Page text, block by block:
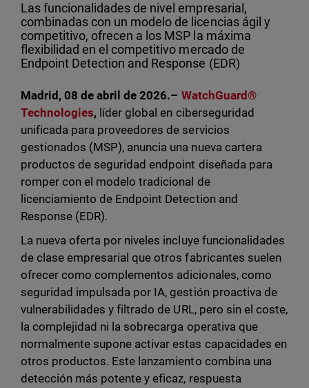
Las funcionalidades de nivel empresarial,
combinadas con un modelo de licencias ágil y
competitivo, ofrecen a los MSP la máxima
flexibilidad en el competitivo mercado de
Endpoint Detection and Response (EDR)
Madrid, 08 de abril de 2026.– WatchGuard®
Technologies, líder global en ciberseguridad
unificada para proveedores de servicios
gestionados (MSP), anuncia una nueva cartera
productos de seguridad endpoint diseñada para
romper con el modelo tradicional de
licenciamiento de Endpoint Detection and
Response (EDR).
La nueva oferta por niveles incluye funcionalidades
de clase empresarial que otros fabricantes suelen
ofrecer como complementos adicionales, como
seguridad impulsada por IA, gestión proactiva de
vulnerabilidades y filtrado de URL, pero sin el coste,
la complejidad ni la sobrecarga operativa que
normalmente supone activar estas capacidades en
otros productos. Este lanzamiento combina una
detección más potente y eficaz, respuesta